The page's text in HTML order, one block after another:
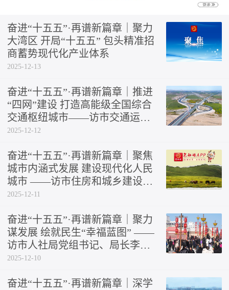
奋进“十五五”·再谱新篇章｜聚力
大湾区 开局“十五五” 包头精准招
商蓄势现代化产业体系
2025-12-13
奋进“十五五”·再谱新篇章｜推进
“四网”建设 打造高能级全国综合
交通枢纽城市——访市交通运输
局党组书记、局长武志强
2025-12-12
奋进“十五五”·再谱新篇章｜聚焦
城市内涵式发展 建设现代化人民
城市 ——访​市住房和城乡建设局
党组书记、局长孙义
2025-12-11
奋进“十五五”·再谱新篇章｜聚力
谋发展 绘就民生“幸福蓝图” ——
访市人社局党组书记、局长李少
强
2025-12-10
奋进“十五五”·再谱新篇章｜深学